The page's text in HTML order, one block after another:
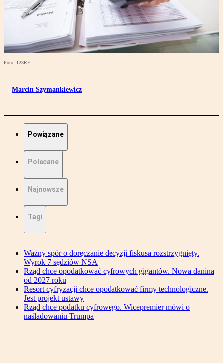
Foto: 123RF
Marcin Szymankiewicz
Powiązane
Polecane
Najnowsze
Tagi
Ważny spór o doręczanie decyzji fiskusa rozstrzygnięty.
Wyrok 7 sędziów NSA
Rząd chce opodatkować cyfrowych gigantów. Nowa danina
od 2027 roku
Resort cyfryzacji chce opodatkować firmy technologiczne.
Jest projekt ustawy
Rząd chce podatku cyfrowego. Wicepremier mówi o
naśladowaniu Trumpa